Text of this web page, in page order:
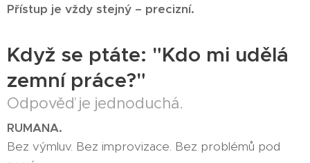
Přístup je vždy stejný – precizní.
Když se ptáte: "Kdo mi udělá
zemní práce?"
Odpověď je jednoduchá.
RUMANA.
Bez výmluv. Bez improvizace. Bez problémů pod